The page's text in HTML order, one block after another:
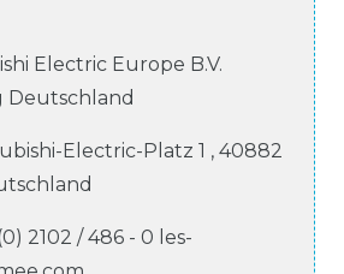
Electric Europe B.V.
Deutschland
Electric-Platz 1 , 40882
2102 / 486 - 0 les-